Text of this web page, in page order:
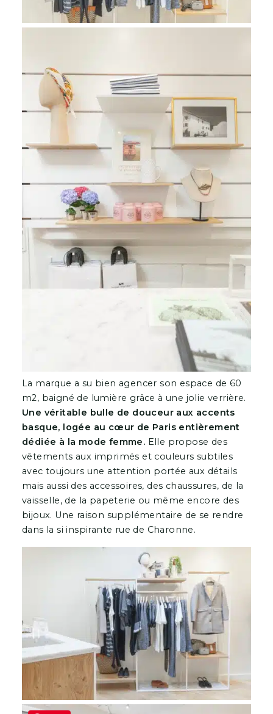
La marque a su bien agencer son espace de 60
m2, baigné de lumière grâce à une jolie verrière.
Une véritable bulle de douceur aux accents
basque, logée au cœur de Paris entièrement
dédiée à la mode femme. Elle propose des
vêtements aux imprimés et couleurs subtiles
avec toujours une attention portée aux détails
mais aussi des accessoires, des chaussures, de la
vaisselle, de la papeterie ou même encore des
bijoux. Une raison supplémentaire de se rendre
dans la si inspirante rue de Charonne.